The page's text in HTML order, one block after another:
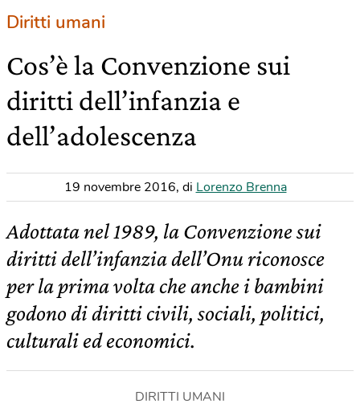
Diritti umani
Cos’è la Convenzione sui
diritti dell’infanzia e
dell’adolescenza
19 novembre 2016, di Lorenzo Brenna
Adottata nel 1989, la Convenzione sui
diritti dell’infanzia dell’Onu riconosce
per la prima volta che anche i bambini
godono di diritti civili, sociali, politici,
culturali ed economici.
DIRITTI UMANI